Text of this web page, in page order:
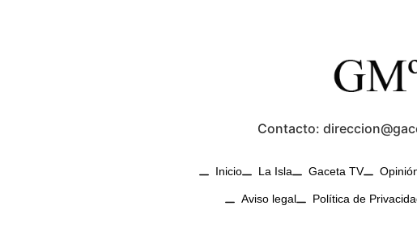
Contacto:
Inicio La Isla Gaceta TV
Aviso legal Política de